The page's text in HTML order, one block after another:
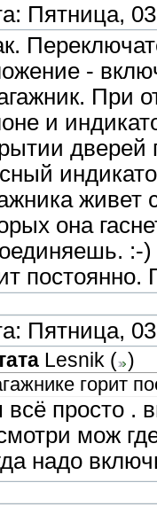
Пятница,
-
При
и
дверей
живет
она
:-)
Пятница,
Lesnik ( )
горит
всё просто .
мож
надо